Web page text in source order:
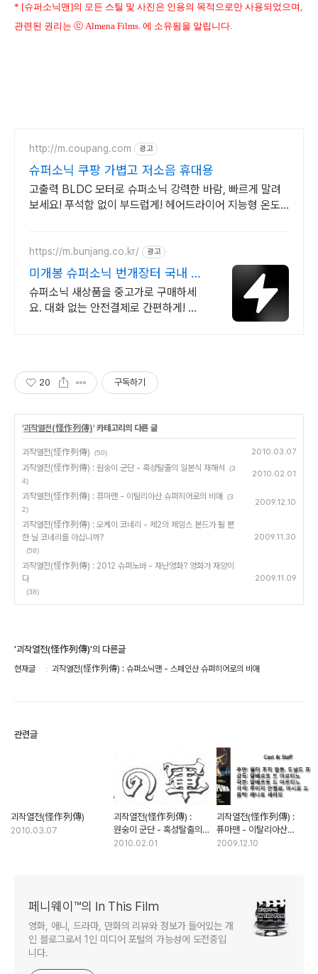
* [슈퍼소닉맨]의 모든 스틸 및 사진은 인용의 목적으로만 사용되었으며,
관련된 권리는 ⓒ Almena Films. 에 소유됨을 알립니다.
http://m.coupang.com 광고
슈퍼소닉 쿠팡 가볍고 저소음 휴대용
고출력 BLDC 모터로 슈퍼소닉 강력한 바람, 빠르게 말려
보세요! 푸석함 없이 부드럽게! 헤어드라이어 지능형 온도
https://m.bunjang.co.kr/ 광고
미개봉 슈퍼소닉 번개장터 국내 최
대 브랜드 중고거래
슈퍼소닉 새상품을 중고가로 구매하세
요. 대화 없는 안전결제로 간편하게! 전
20 구독하기
'괴작열전(怪作列傳)' 카테고리의 다른 글
괴작열전(怪作列傳) (50) 2010.03.07
괴작열전(怪作列傳) : 원숭이 군단 - 혹성탈출의 일본식 재해석
(3
4)
2010.02.01
괴작열전(怪作列傳) : 퓨마맨 - 이탈리아산 슈퍼히어로의 비애
(3
2)
2009.12.10
괴작열전(怪作列傳) : 오케이 코네리 - 제2의 제임스 본드가 될 뻔
한 닐 코네리를 아십니까?
(58)
2009.11.30
괴작열전(怪作列傳) : 2012 슈퍼노바 - 재난영화? 영화가 재앙이
다
(38)
2009.11.09
'괴작열전(怪作列傳)'의 다른글
현재글 괴작열전(怪作列傳) : 슈퍼소닉맨 - 스페인산 슈퍼히어로의 비애
관련글
괴작열전(怪作列傳)
2010.03.07
괴작열전(怪作列傳) :
원숭이 군단 - 혹성탈출의
일본식 재해석
2010.02.01
괴작열전(怪作列傳) :
퓨마맨 - 이탈리아산
슈퍼히어로의 비애
2009.12.10
페니웨이™의 In This Film
영화, 애니, 드라마, 만화의 리뷰와 정보가 들어있는 개
인 블로그로서 1인 미디어 포털의 가능성에 도전중입
니다.